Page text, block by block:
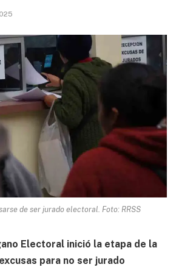
de ser jurado electoral. Foto: RRSS
Electoral inició la etapa de la
para no ser jurado